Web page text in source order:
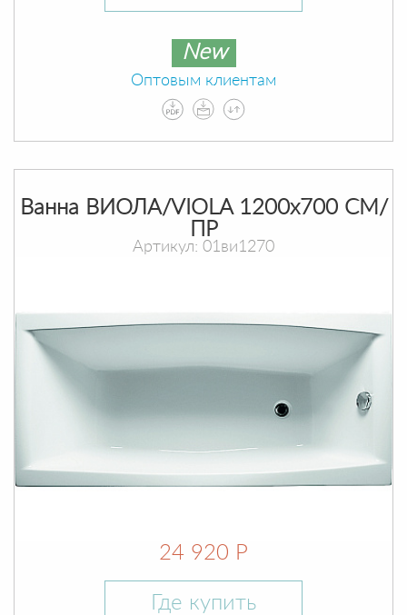
New
Оптовым клиентам
Ванна ВИОЛА/VIOLA 1200х700 СМ/
ПР
Артикул: 01ви1270
24 920 Р
Где купить